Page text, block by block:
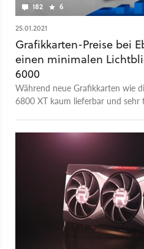
182 6
25.01.2021
Grafikkarten-Preise bei
einen minimalen
6000
Während neue Grafikkarten wie
6800 XT kaum lieferbar und sehr